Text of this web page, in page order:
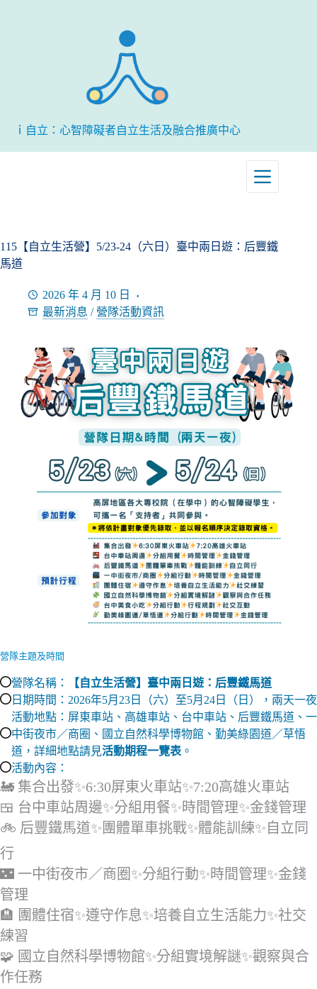
ｉ自立：心智障礙者自立生活及融合推廣中心
115【自立生活營】5/23-24（六日）臺中兩日遊：后豐鐵
馬道
2026 年 4 月 10 日
最新消息 / 營隊活動資訊
營隊主題及時間
營隊名稱：
【自立生活營】臺中兩日遊：后豐鐵馬道
日期時間：2026年5月23日（六）至5月24日（日），兩天一夜
活動地點：屏東車站、高雄車站、台中車站、后豐鐵馬道、一
中街夜市／商圈、國立自然科學博物館、勤美綠園道／草悟
道，詳細地點請見活動期程一覽表 。
活動內容：
🚂 集合出發✨6:30屏東火車站✨7:20高雄火車站
🍱 台中車站周邊✨分組用餐✨時間管理✨金錢管理
🚲 后豐鐵馬道✨團體單車挑戰✨體能訓練✨自立同
行
🌃 一中街夜市／商圈✨分組行動✨時間管理✨金錢
管理
🏨 團體住宿✨遵守作息✨培養自立生活能力✨社交
練習
🧩 國立自然科學博物館✨分組實境解謎✨觀察與合
作任務